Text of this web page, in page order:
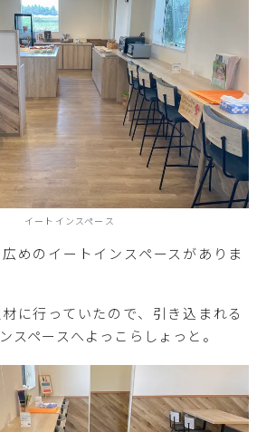
イートインスペース
広めのイートインスペースがありま
に行っていたので、引き込まれる
スペースへよっこらしょっと。